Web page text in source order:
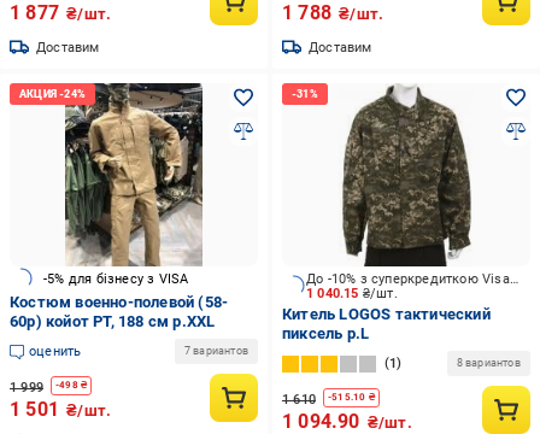
1 877 ₴/шт.
Доставим
1 788 ₴/шт.
Доставим
-5% для бізнесу з VISA
Костюм военно-полевой (58-
60р) койот РТ, 188 см р.XXL
оценить 7 вариантов
1 999 -498₴
1 501 ₴/шт.
1 040.15 ₴/шт.
До -10% з суперкредиткою Visa Вигода
Китель LOGOS тактический
пиксель р.L
1 8 вариантов
1 610 -515.10 ₴
1 094.90 ₴/шт.